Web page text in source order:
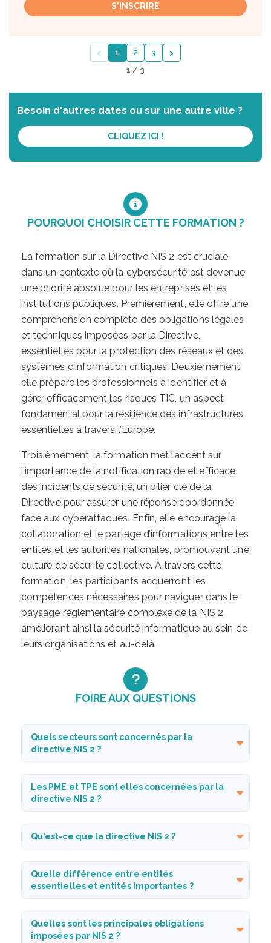
S'INSCRIRE
‹ 1 2 3 ›
1 / 3
Besoin d'autres dates ou sur une autre ville ?
CLIQUEZ ICI !
POURQUOI CHOISIR CETTE FORMATION ?
La formation sur la Directive NIS 2 est cruciale
dans un contexte où la cybersécurité est devenue
une priorité absolue pour les entreprises et les
institutions publiques. Premièrement, elle offre une
compréhension complète des obligations légales
et techniques imposées par la Directive,
essentielles pour la protection des réseaux et des
systèmes d’information critiques. Deuxièmement,
elle prépare les professionnels à identifier et à
gérer efficacement les risques TIC, un aspect
fondamental pour la résilience des infrastructures
essentielles à travers l’Europe.
Troisièmement, la formation met l’accent sur
l’importance de la notification rapide et efficace
des incidents de sécurité, un pilier clé de la
Directive pour assurer une réponse coordonnée
face aux cyberattaques. Enfin, elle encourage la
collaboration et le partage d’informations entre les
entités et les autorités nationales, promouvant une
culture de sécurité collective. À travers cette
formation, les participants acquerront les
compétences nécessaires pour naviguer dans le
paysage réglementaire complexe de la NIS 2,
améliorant ainsi la sécurité informatique au sein de
leurs organisations et au-delà.
FOIRE AUX QUESTIONS
Quels secteurs sont concernés par la
directive NIS 2 ?
Les PME et TPE sont elles concernées par la
directive NIS 2 ?
Qu'est-ce que la directive NIS 2 ?
Quelle différence entre entités
essentielles et entités importantes ?
Quelles sont les principales obligations
imposées par NIS 2 ?